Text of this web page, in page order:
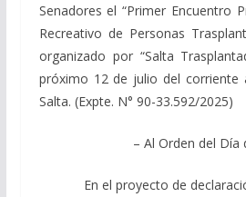
Senadores el “Primer Encuentro
Recreativo de Personas
organizado por “Salta
próximo 12 de julio del corriente
Salta. (Expte. N° 90-33.592/2025)
– Al Orden del Día
En el proyecto de